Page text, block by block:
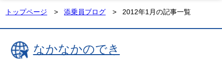
トップページ 添乗員ブログ 2012年1月の記事一覧
なかなかのでき